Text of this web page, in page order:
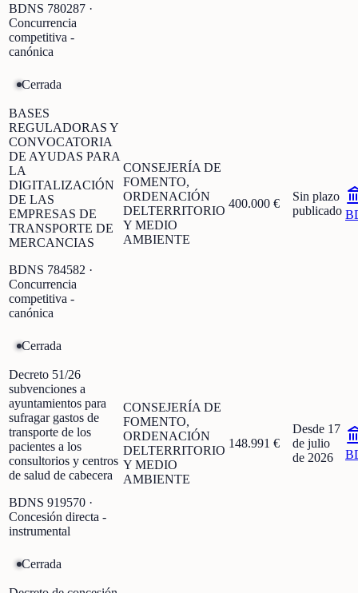
BDNS 780287 ·
Concurrencia
competitiva -
canónica
Cerrada
BASES
REGULADORAS Y
CONVOCATORIA
DE AYUDAS PARA
LA
DIGITALIZACIÓN
DE LAS
EMPRESAS DE
TRANSPORTE DE
MERCANCIAS
BDNS 784582 ·
Concurrencia
competitiva -
canónica
CONSEJERÍA DE
FOMENTO,
ORDENACIÓN
DELTERRITORIO
Y MEDIO
AMBIENTE
400.000 €
Sin plazo
publicado
Cerrada
Decreto 51/26
subvenciones a
ayuntamientos para
sufragar gastos de
transporte de los
pacientes a los
consultorios y centros
de salud de cabecera
BDNS 919570 ·
Concesión directa -
instrumental
CONSEJERÍA DE
FOMENTO,
ORDENACIÓN
DELTERRITORIO
Y MEDIO
AMBIENTE
148.991 €
Desde 17
de julio
de 2026
Cerrada